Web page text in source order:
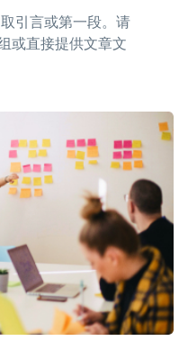
引言或第一段。请
或直接提供文章文